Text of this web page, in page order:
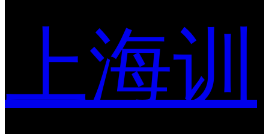
上海训